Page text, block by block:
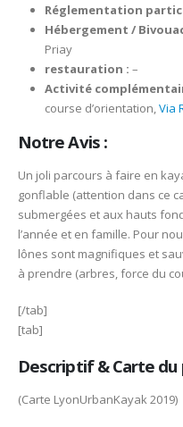
Réglementation
Hébergement /
Priay
restauration : –
Activité
course d’orientation,Via
Notre Avis :
Un joli parcours à faire en
gonflable (attention dans ce
submergées et aux hauts
l’année et en famille. Pour
lônes sont magnifiques et
à prendre (arbres, force du
[/tab]
[tab]
Descriptif & Carte du
(Carte LyonUrbanKayak 2019)